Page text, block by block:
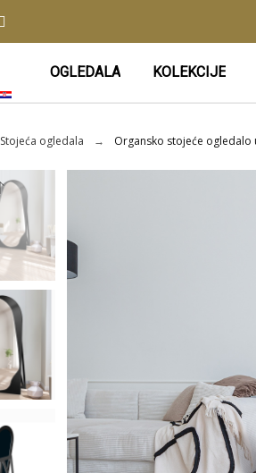
OGLEDALA KOLEKCIJE
Stojeća ogledala Organsko stojeće ogledalo